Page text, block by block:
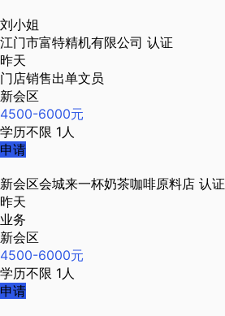
刘小姐
江门市富特精机有限公司 认证
昨天
门店销售出单文员
新会区
4500-6000元
学历不限 1人
申请
新会区会城来一杯奶茶咖啡原料店 认证
昨天
业务
新会区
4500-6000元
学历不限 1人
申请